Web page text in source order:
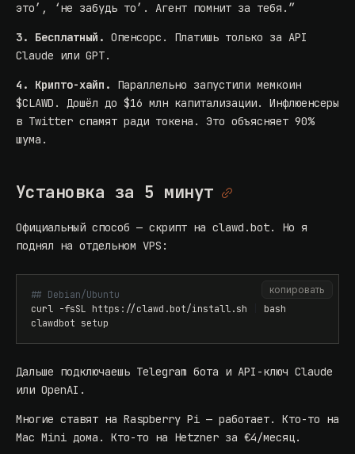
это’, ‘не забудь то’. Агент помнит за тебя.”
3. Бесплатный. Опенсорс. Платишь только за API
Claude или GPT.
4. Крипто-хайп.
Параллельно запустили мемкоин
$CLAWD. Дошёл до $16 млн капитализации. Инфлюенсеры
в Twitter спамят ради токена. Это объясняет 90%
шума.
Установка за 5 минут
Официальный способ — скрипт на clawd.bot. Но я
поднял на отдельном VPS:
копировать
## Debian/Ubuntu
curl -fsSL https://clawd.bot/install.sh
clawdbot setup
Дальше подключаешь Telegram бота и API-ключ Claude
или OpenAI.
Многие ставят на Raspberry Pi — работает. Кто-то на
Mac Mini дома. Кто-то на Hetzner за €4/месяц.